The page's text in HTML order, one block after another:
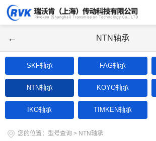
← NTN轴承
SKF轴承 FAG轴承
NTN轴承 KOYO轴承
IKO轴承 TIMKEN轴承
您的位置： 型号查询 > NTN轴承